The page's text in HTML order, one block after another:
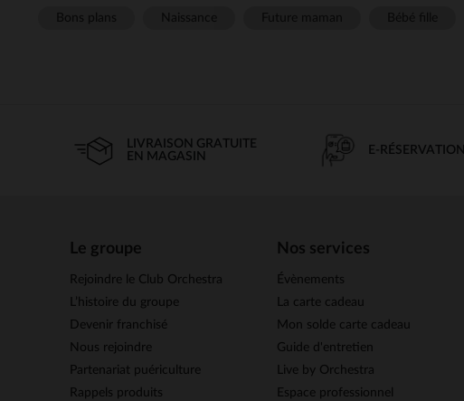
LIVRAISON GRATUITE
EN MAGASIN
E-RÉSERVATION
Le groupe
Rejoindre le Club Orchestra
L’histoire du groupe
Devenir franchisé
Nous rejoindre
Partenariat puériculture
Rappels produits
Nos services
Évènements
La carte cadeau
Mon solde carte cadeau
Guide d'entretien
Live by Orchestra
Espace professionnel